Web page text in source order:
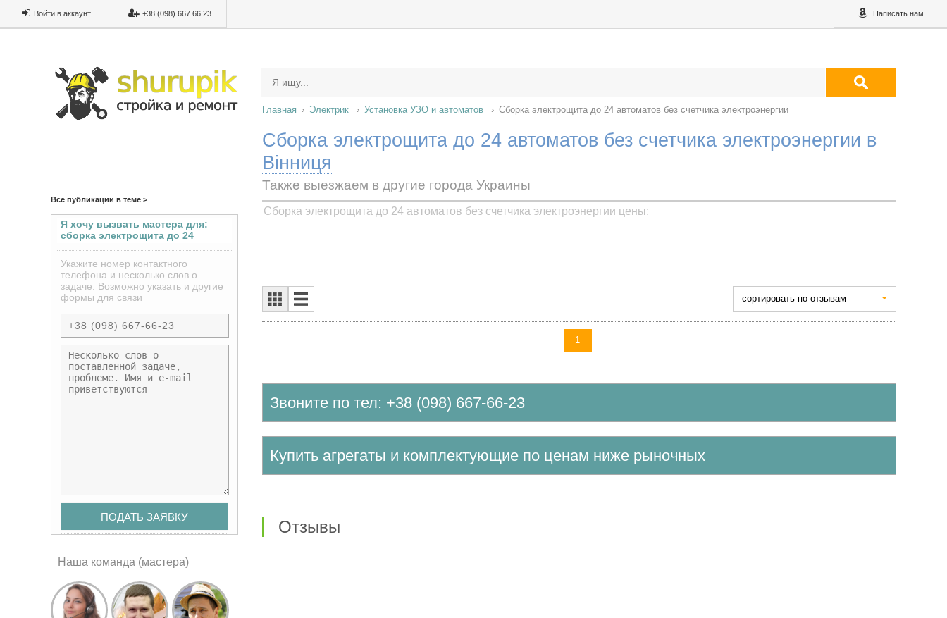
Войти в аккаунт +38 (098) 667 66 23 Написать нам
Главная Электрик Установка УЗО и автоматов Сборка электрощита до 24 автоматов без счетчика электроэнергии
Сборка электрощита до 24 автоматов без счетчика электроэнергии в
Вінниця
Все публикации в теме >
Я хочу вызвать мастера для:
сборка электрощита до 24
электроэнергии под ключ
Укажите номер контактного
телефона и несколько слов о
задаче. Возможно указать и другие
формы для связи
Наша команда (мастера)
Также выезжаем в другие города Украины
Сборка электрощита до 24 автоматов без счетчика электроэнергии цены:
cортировать по отзывам
1
Звоните по тел: +38 (098) 667-66-23
Купить агрегаты и комплектующие по ценам ниже рыночных
отзывы